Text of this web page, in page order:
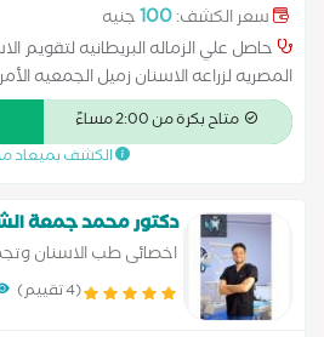
سعر الكشف:100جنيه
حاصل علي الزماله البريطانيه لتقويم
المصريه لزراعه الاسنان زميل الجمعيه
الساعه 10 المركز به ميكروسكوب بالإضافه الي اشعه اكس راي متاح بكرة من 2:00 مساءً
الكشف بميعاد
دكتور محمد جمعة
اخصائى طب الاسنان
(4 تقييم)